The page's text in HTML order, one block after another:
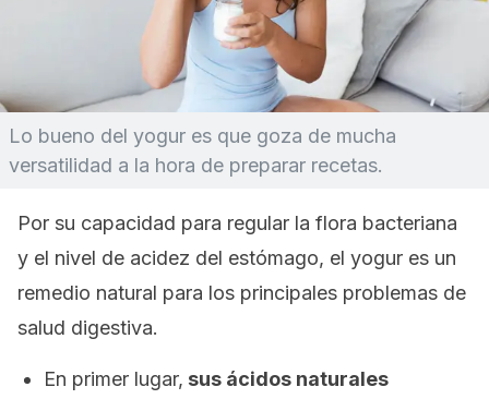
Lo bueno del yogur es que goza de mucha
versatilidad a la hora de preparar recetas.
Por su capacidad para regular la flora bacteriana
y el nivel de acidez del estómago, el yogur es un
remedio natural para los principales problemas de
salud digestiva.
En primer lugar, sus ácidos naturales